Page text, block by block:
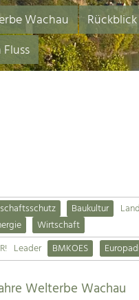
Wachau
Baukultur
Wirtschaft
Leader BMKOES
Welterbe Wachau